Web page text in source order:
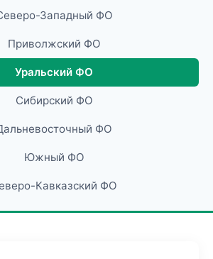
Западный ФО
Приволжский ФО
Уральский ФО
Сибирский ФО
ФО
Южный ФО
Кавказский ФО